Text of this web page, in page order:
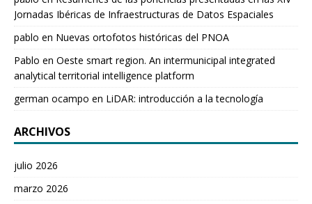
Jornadas Ibéricas de Infraestructuras de Datos Espaciales
pablo en Nuevas ortofotos históricas del PNOA
Pablo en Oeste smart region. An intermunicipal integrated
analytical territorial intelligence platform
german ocampo en LiDAR: introducción a la tecnología
ARCHIVOS
julio 2026
marzo 2026